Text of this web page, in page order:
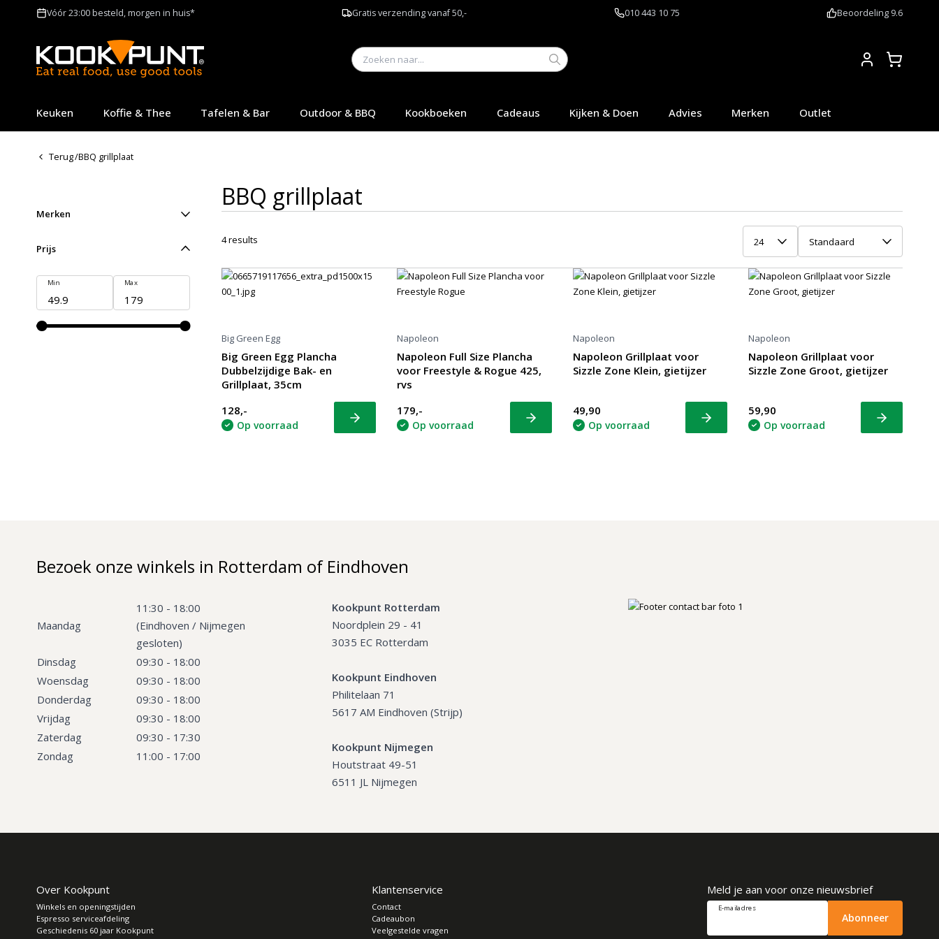
Vóór 23:00 besteld, morgen in huis* Gratis verzending vanaf 50,- 010 443 10 75 Beoordeling 9.6
Keuken Koffie & Thee Tafelen & Bar Outdoor & BBQ Kookboeken Cadeaus Kijken & Doen Advies Merken Outlet
Terug/BBQ grillplaat
Merken
Prijs
Min Max
BBQ grillplaat
24 Standaard
4results
Big Green Egg
Big Green Egg Plancha
Dubbelzijdige Bak- en
Grillplaat, 35cm
128,-
Op voorraad Bekijk
Napoleon
Napoleon Full Size Plancha
voor Freestyle & Rogue 425,
rvs
179,-
Op voorraad Bekijk
Napoleon
Napoleon Grillplaat voor
Sizzle Zone Klein, gietijzer
49,90
Op voorraad Bekijk
Napoleon
Napoleon Grillplaat voor
Sizzle Zone Groot, gietijzer
59,90
Op voorraad Bekijk
Bezoek onze winkels in Rotterdam of Eindhoven
Maandag
11:30 - 18:00
(Eindhoven / Nijmegen
gesloten)
Dinsdag
09:30 - 18:00
Woensdag
09:30 - 18:00
Donderdag
09:30 - 18:00
Vrijdag
09:30 - 18:00
Zaterdag
09:30 - 17:30
Zondag
11:00 - 17:00
Kookpunt Rotterdam
Noordplein 29 - 41
3035 EC Rotterdam
Kookpunt Eindhoven
Philitelaan 71
5617 AM Eindhoven (Strijp)
Kookpunt Nijmegen
Houtstraat 49-51
6511 JL Nijmegen
Over Kookpunt
Winkels en openingstijden
Espresso serviceafdeling
Geschiedenis 60 jaar Kookpunt
Klantenservice
Contact
Cadeaubon
Veelgestelde vragen
Meld je aan voor onze nieuwsbrief
E-mailadres
Abonneer